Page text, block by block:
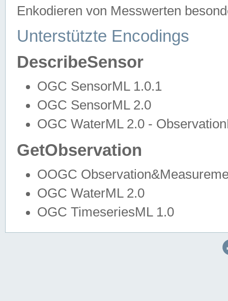
Enkodieren von Messwerten
Unterstützte Encodings
DescribeSensor
OGC SensorML 1.0.1
OGC SensorML 2.0
OGC WaterML 2.0 -
GetObservation
OOGC
OGC WaterML 2.0
OGC TimeseriesML 1.0